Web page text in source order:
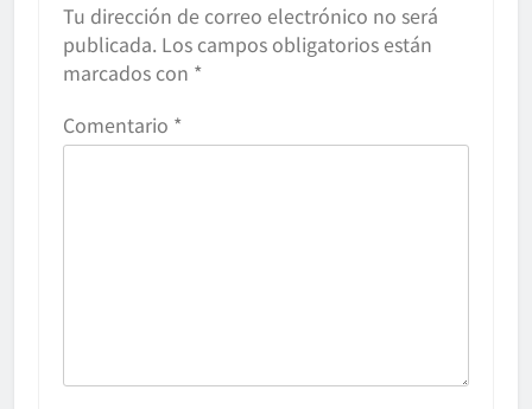
Tu dirección de correo electrónico no será
publicada. Los campos obligatorios están
marcados con *
Comentario *